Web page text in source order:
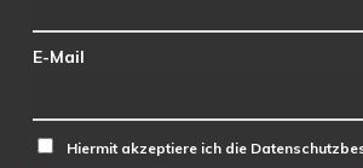
E-Mail
Hiermit akzeptiere ich die